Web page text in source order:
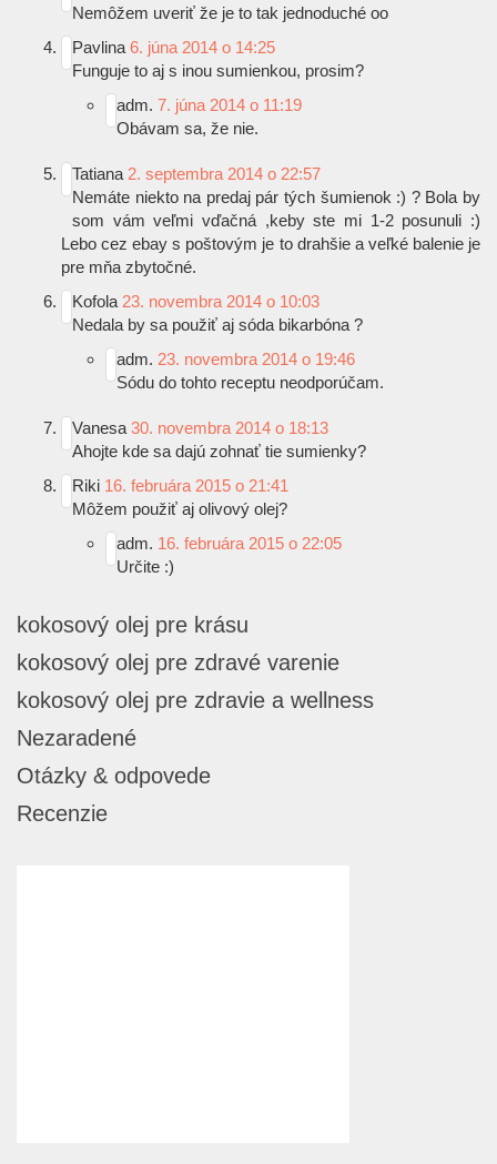
Nemôžem uveriť že je to tak jednoduché oo
Pavlina 6. júna 2014 o 14:25
Funguje to aj s inou sumienkou, prosim?
adm. 7. júna 2014 o 11:19
Obávam sa, že nie.
Tatiana 2. septembra 2014 o 22:57
Nemáte niekto na predaj pár tých šumienok :) ? Bola by
som vám veľmi vďačná ,keby ste mi 1-2 posunuli :)
Lebo cez ebay s poštovým je to drahšie a veľké balenie je
pre mňa zbytočné.
Kofola 23. novembra 2014 o 10:03
Nedala by sa použiť aj sóda bikarbóna ?
adm. 23. novembra 2014 o 19:46
Sódu do tohto receptu neodporúčam.
Vanesa 30. novembra 2014 o 18:13
Ahojte kde sa dajú zohnať tie sumienky?
Riki 16. februára 2015 o 21:41
Môžem použiť aj olivový olej?
adm. 16. februára 2015 o 22:05
Určite :)
kokosový olej pre krásu
kokosový olej pre zdravé varenie
kokosový olej pre zdravie a wellness
Nezaradené
Otázky & odpovede
Recenzie